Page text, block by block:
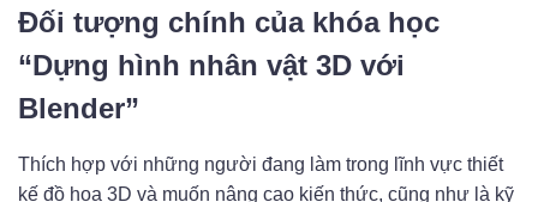
Đối tượng chính của khóa học
“Dựng hình nhân vật 3D với
Blender”
Thích hợp với những người đang làm trong lĩnh vực thiết
kế đồ họa 3D và muốn nâng cao kiến thức, cũng như là kỹ